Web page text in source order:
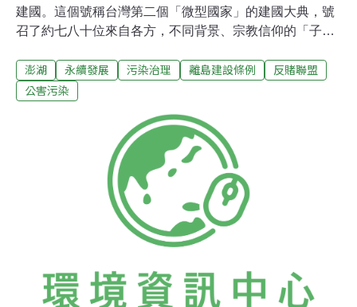
建國。這個號稱台灣第二個「微型國家」的建國大典，號
召了約七八十位來自各方，不同背景、宗教信仰的「子
天現身，走過揮舞著「國旗」夾道歡迎的人群，正式登
基，在分封諸侯後，他登上中山堂二樓堡壘廳露台接受朝
這個「共和國」不但有國王，而且建國大典大氣得不得
了，中山堂是清代的「台灣布政使司衙門」原址，是台灣
最高的權力中心，1895年，「台灣民主國」在此宣佈建
國，之後日本「始政式」在此舉行，近衛師團長北白川宮
親臨閱兵；1945年，日本太平洋戰區受降典禮也在這裡，
行政長官陳儀代表中華民國受降。 奇怪的是，對於這一群
喪心病狂的「賭獨份子」，到目前為止，中華民國政府並
到… 1945年日本受降典禮。 200
澎湖 永續發展 污染治理 離島建設條例
反賭聯盟
公害污染